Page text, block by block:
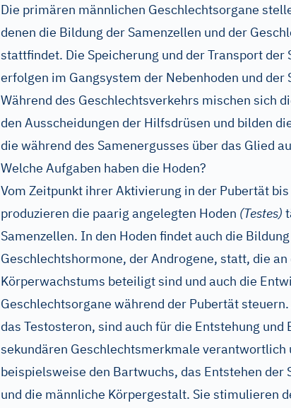
Die primären männlichen Geschlechtsorgane
denen die Bildung der Samenzellen und der
stattfindet. Die Speicherung und der Transport der
erfolgen im Gangsystem der Nebenhoden und der
Während des Geschlechtsverkehrs mischen sich
den Ausscheidungen der Hilfsdrüsen und bilden
die während des Samenergusses über das Glied
Welche Aufgaben haben die Hoden?
Vom Zeitpunkt ihrer Aktivierung in der Pubertät
produzieren die paarig angelegten Hoden (Testes)
Samenzellen. In den Hoden findet auch die
Geschlechtshormone, der Androgene, statt, die
Körperwachstums beteiligt sind und auch die
Geschlechtsorgane während der Pubertät
das Testosteron, sind auch für die Entstehung und
sekundären Geschlechtsmerkmale verantwortlich
beispielsweise den Bartwuchs, das Entstehen der
und die männliche Körpergestalt. Sie stimulieren